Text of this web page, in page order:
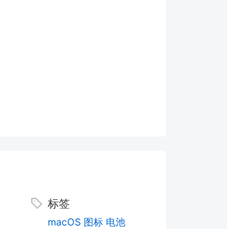
标签
macOS 图标 电池